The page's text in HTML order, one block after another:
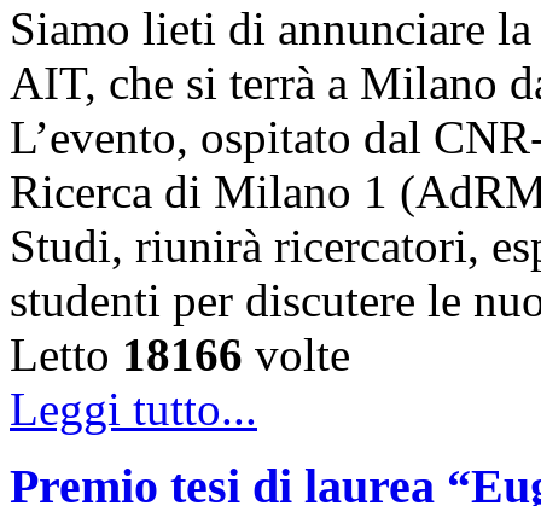
Siamo lieti di annunciare
AIT, che si terrà a Milano
L’evento, ospitato dal
Ricerca di Milano 1
Studi, riunirà ricercatori,
studenti per discutere le
Letto 18166 volte
Leggi tutto...
Premio tesi di laurea